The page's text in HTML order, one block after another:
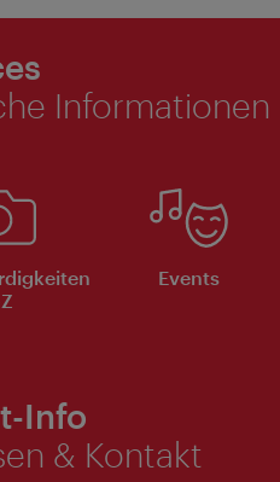
Informationen
Events
Info
& Kontakt